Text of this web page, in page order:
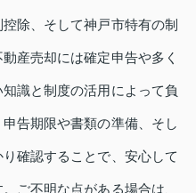
除、そして神戸市特有の制
産売却には確定申告や多く
識と制度の活用によって負
告期限や書類の準備、そし
確認することで、安心して
ご不明な点がある場合は、